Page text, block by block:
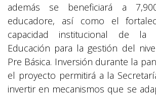
además se beneficiará a
educadore, así como el
capacidad institucional de la
Educación para la gestión del
Pre Básica. Inversión durante la
el proyecto permitirá a la
invertir en mecanismos que se